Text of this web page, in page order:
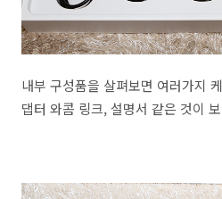
내부 구성품을 살펴보면 여러가지
댑터 와콤 링크, 설명서 같은 것이